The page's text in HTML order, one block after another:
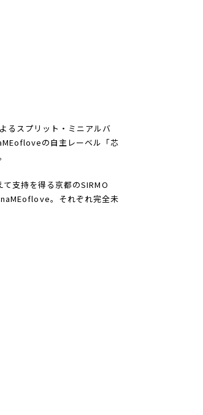
スプリット・ミニアルバ
の自主レーベル「芯
支持を得る京都のSIRMO
。それぞれ完全未